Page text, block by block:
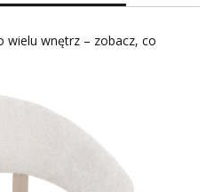
wielu wnętrz – zobacz, co